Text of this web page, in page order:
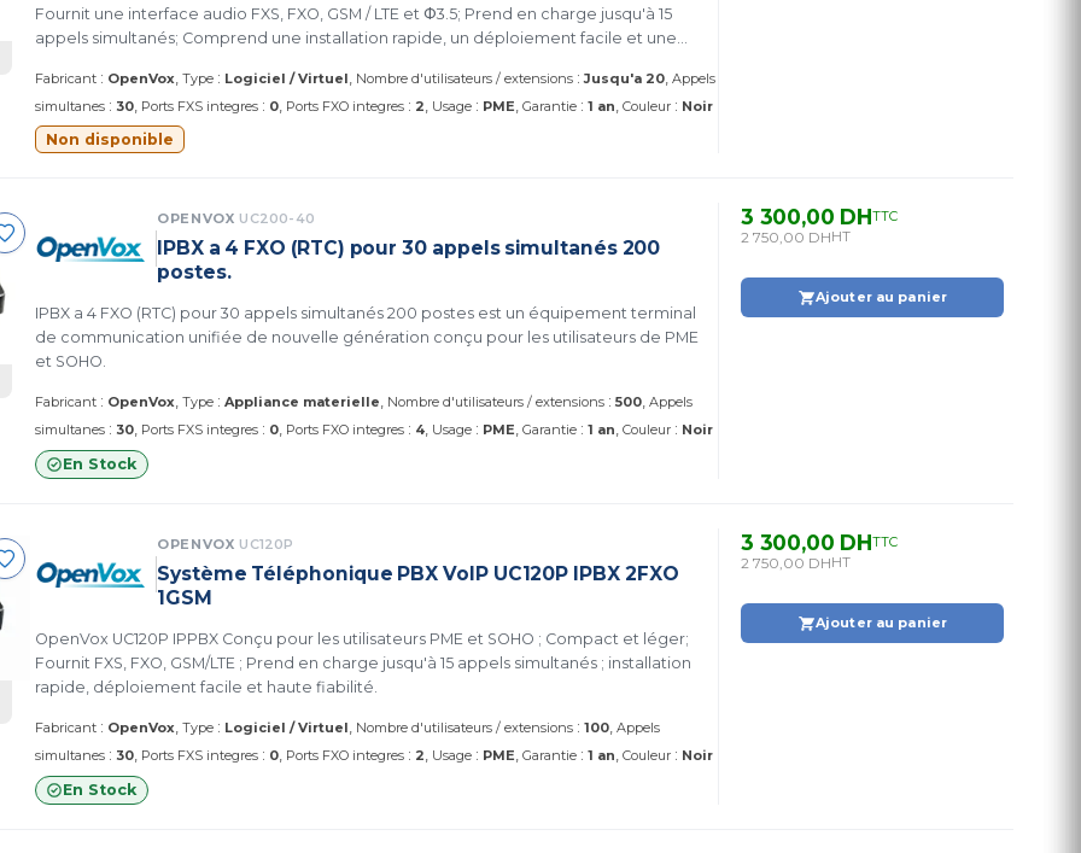
Fournit une interface audio FXS, FXO, GSM / LTE et Φ3.5; Prend en charge jusqu'à 15
appels simultanés; Comprend une installation rapide, un déploiement facile et une
Fabricant : OpenVox Type : Logiciel / Virtuel Nombre d'utilisateurs / extensions :Jusqu'a 20 Appels
simultanes : 30 Ports FXS integres : 0 Ports FXO integres : 2 Usage : PME Garantie : 1 an Couleur : Noir
Non disponible
OPENVOX UC200-40
IPBX a 4 FXO (RTC) pour 30 appels simultanés 200
postes.
IPBX a 4 FXO (RTC) pour 30 appels simultanés 200 postes est un équipement terminal
de communication unifiée de nouvelle génération conçu pour les utilisateurs de PME
et SOHO.
Fabricant : OpenVox Type : Appliance materielle Nombre d'utilisateurs / extensions : 500 Appels
simultanes : 30 Ports FXS integres : 0 Ports FXO integres : 4 Usage : PME Garantie : 1 an Couleur : Noir
En Stock
3 300,00 DHTTC
2 750,00 DHHT
Ajouter au panier
OPENVOX UC120P
Système Téléphonique PBX VoIP UC120P IPBX 2FXO
1GSM
OpenVox UC120P IPPBX Conçu pour les utilisateurs PME et SOHO ; Compact et léger;
Fournit FXS, FXO, GSM/LTE ; Prend en charge jusqu'à 15 appels simultanés ; installation
rapide, déploiement facile et haute fiabilité.
Fabricant : OpenVox Type : Logiciel / Virtuel Nombre d'utilisateurs / extensions : 100 Appels
simultanes : 30 Ports FXS integres : 0 Ports FXO integres : 2 Usage : PME Garantie : 1 an Couleur : Noir
En Stock
3 300,00 DHTTC
2 750,00 DHHT
Ajouter au panier